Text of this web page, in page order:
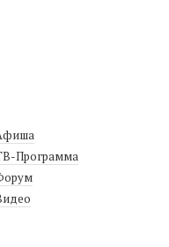
Программа